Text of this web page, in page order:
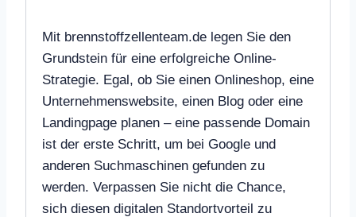
Mit brennstoffzellenteam.de legen Sie den
Grundstein für eine erfolgreiche Online-
Strategie. Egal, ob Sie einen Onlineshop, eine
Unternehmenswebsite, einen Blog oder eine
Landingpage planen – eine passende Domain
ist der erste Schritt, um bei Google und
anderen Suchmaschinen gefunden zu
werden. Verpassen Sie nicht die Chance,
sich diesen digitalen Standortvorteil zu